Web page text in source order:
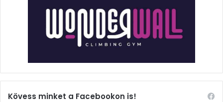
Kövess minket a Facebookon is!